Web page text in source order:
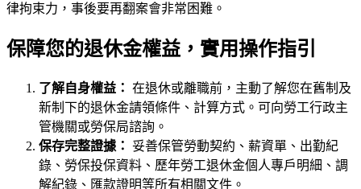
律拘束力，事後要再翻案會非常困難。
保障您的退休金權益，實用操作指引
了解自身權益： 在退休或離職前，主動了解您在舊制及
新制下的退休金請領條件、計算方式。可向勞工行政主
管機關或勞保局諮詢。
保存完整證據： 妥善保管勞動契約、薪資單、出勤紀
錄、勞保投保資料、歷年勞工退休金個人專戶明細、調
解紀錄、匯款證明等所有相關文件。